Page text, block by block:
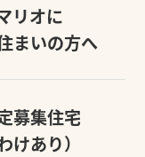
リオに
まいの方へ
募集住宅
けあり）